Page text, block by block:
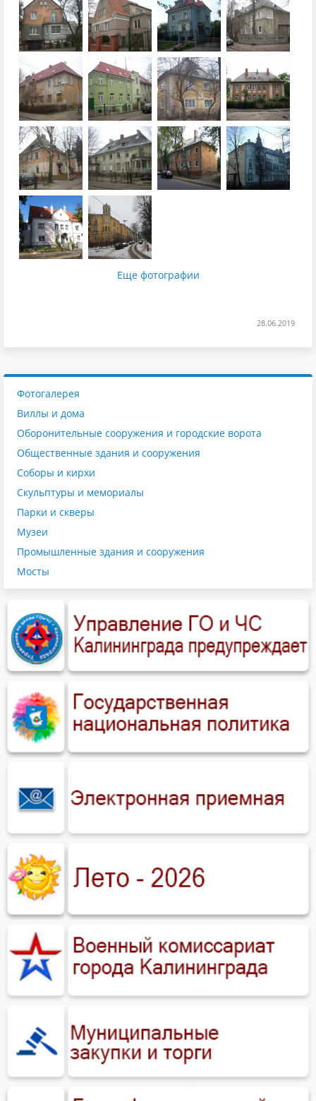
Еще фотографии
28.06.2019
Фотогалерея
Виллы и дома
Оборонительные сооружения и городские ворота
Общественные здания и сооружения
Соборы и кирхи
Скульптуры и мемориалы
Парки и скверы
Музеи
Промышленные здания и сооружения
Мосты